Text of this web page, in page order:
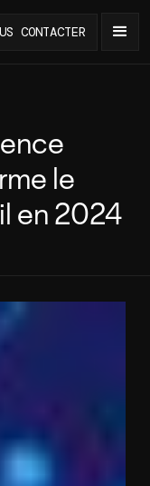
CONTACTER
le
en 2024